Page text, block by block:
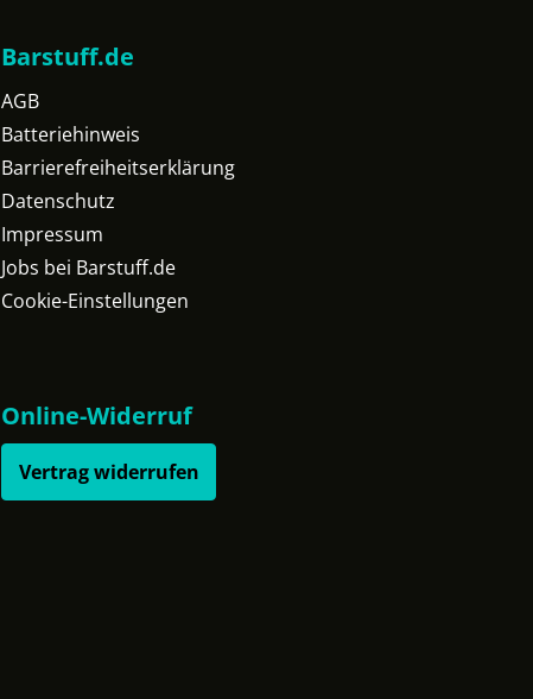
Barstuff.de
AGB
Batteriehinweis
Barrierefreiheitserklärung
Datenschutz
Impressum
Jobs bei Barstuff.de
Cookie-Einstellungen
Online-Widerruf
Vertrag widerrufen